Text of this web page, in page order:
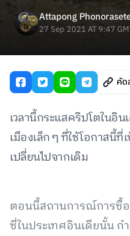
Attapong
27 Sep 2021 AT 9:47
คัด
เวลานี้กระแสคริปโตในอิน
เมืองเล็ก ๆ ที่ใช้โอกาสนี้ที่
เปลี่ยนไปจากเดิม
ตอนนี้สถานการณ์การซื้
ซี่ในประเทศอินเดียนั้น